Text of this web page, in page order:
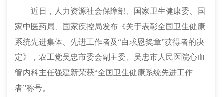
近日，人力资源社会保障部、国家卫生健康委、国
家中医药局、国家疾控局发布《关于表彰全国卫生健康
系统先进集体、先进工作者及“白求恩奖章”获得者的决
定》，农工党吴忠市委会副主委、吴忠市人民医院心血
管内科主任强建新荣获“全国卫生健康系统先进工作
者”称号。